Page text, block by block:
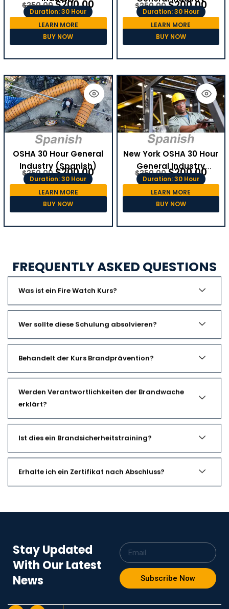
$250.00 $200.00
Duration: 30 Hour
LEARN MORE
BUY NOW
$250.00 $200.00
Duration: 30 Hour
LEARN MORE
BUY NOW
OSHA 30 Hour General
Industry (Spanish)
$250.00 $200.00
Duration: 30 Hour
LEARN MORE
BUY NOW
New York OSHA 30 Hour
General Industry
(Spanish)
$250.00 $200.00
Duration: 30 Hour
LEARN MORE
BUY NOW
FREQUENTLY ASKED QUESTIONS
Was ist ein Fire Watch Kurs?
Wer sollte diese Schulung absolvieren?
Behandelt der Kurs Brandprävention?
Werden Verantwortlichkeiten der Brandwache
erklärt?
Ist dies ein Brandsicherheitstraining?
Erhalte ich ein Zertifikat nach Abschluss?
Stay Updated
With Our Latest
News
Subscribe Now